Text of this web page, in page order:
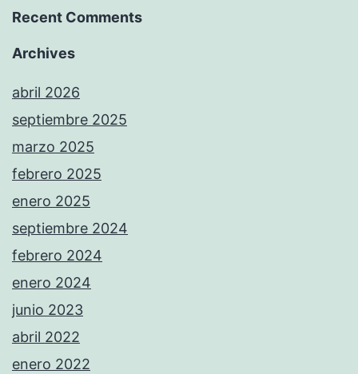
Recent Comments
Archives
abril 2026
septiembre 2025
marzo 2025
febrero 2025
enero 2025
septiembre 2024
febrero 2024
enero 2024
junio 2023
abril 2022
enero 2022